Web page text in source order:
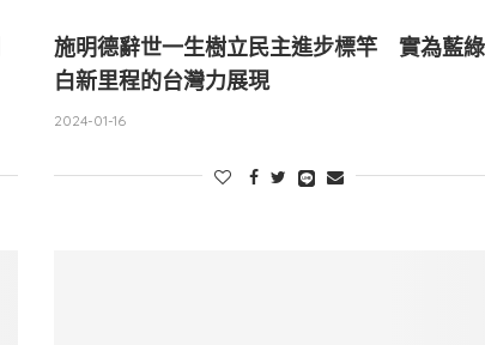
施明德辭世一生樹立民主進步標竿 實為藍綠
白新里程的台灣力展現
2024-01-16